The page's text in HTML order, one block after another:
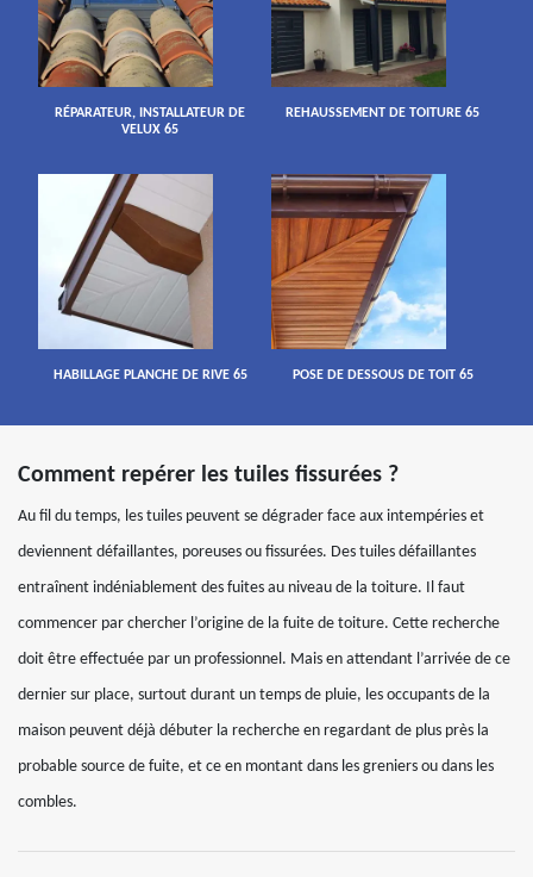
RÉPARATEUR, INSTALLATEUR DE
VELUX 65
REHAUSSEMENT DE TOITURE 65
HABILLAGE PLANCHE DE RIVE 65 POSE DE DESSOUS DE TOIT 65
Comment repérer les tuiles fissurées ?
Au fil du temps, les tuiles peuvent se dégrader face aux intempéries et
deviennent défaillantes, poreuses ou fissurées. Des tuiles défaillantes
entraînent indéniablement des fuites au niveau de la toiture. Il faut
commencer par chercher l’origine de la fuite de toiture. Cette recherche
doit être effectuée par un professionnel. Mais en attendant l’arrivée de ce
dernier sur place, surtout durant un temps de pluie, les occupants de la
maison peuvent déjà débuter la recherche en regardant de plus près la
probable source de fuite, et ce en montant dans les greniers ou dans les
combles.